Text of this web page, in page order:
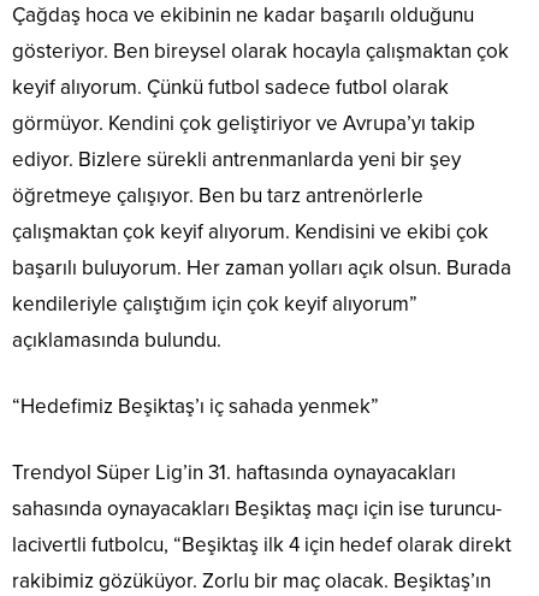
Çağdaş hoca ve ekibinin ne kadar başarılı olduğunu
gösteriyor. Ben bireysel olarak hocayla çalışmaktan çok
keyif alıyorum. Çünkü futbol sadece futbol olarak
görmüyor. Kendini çok geliştiriyor ve Avrupa’yı takip
ediyor. Bizlere sürekli antrenmanlarda yeni bir şey
öğretmeye çalışıyor. Ben bu tarz antrenörlerle
çalışmaktan çok keyif alıyorum. Kendisini ve ekibi çok
başarılı buluyorum. Her zaman yolları açık olsun. Burada
kendileriyle çalıştığım için çok keyif alıyorum”
açıklamasında bulundu.
“Hedefimiz Beşiktaş’ı iç sahada yenmek”
Trendyol Süper Lig’in 31. haftasında oynayacakları
sahasında oynayacakları Beşiktaş maçı için ise turuncu-
lacivertli futbolcu, “Beşiktaş ilk 4 için hedef olarak direkt
rakibimiz gözüküyor. Zorlu bir maç olacak. Beşiktaş’ın